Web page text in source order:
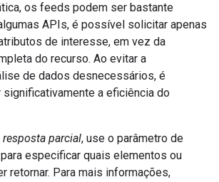
os feeds podem ser bastante
APIs, é possível solicitar apenas
de interesse, em vez da
do recurso. Ao evitar a
de dados desnecessários, é
a eficiência do
resposta parcial, use o parâmetro de
para especificar quais elementos ou
retornar. Para mais informações,